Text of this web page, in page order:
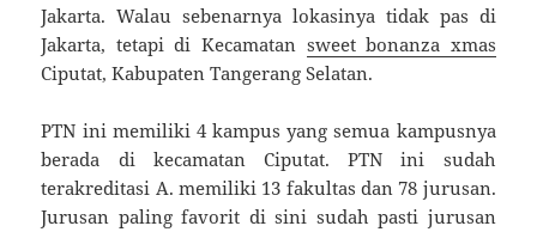
Jakarta. Walau sebenarnya lokasinya tidak pas di
Jakarta, tetapi di Kecamatan sweet bonanza xmas
Ciputat, Kabupaten Tangerang Selatan.
PTN ini memiliki 4 kampus yang semua kampusnya
berada di kecamatan Ciputat. PTN ini sudah
terakreditasi A. memiliki 13 fakultas dan 78 jurusan.
Jurusan paling favorit di sini sudah pasti jurusan